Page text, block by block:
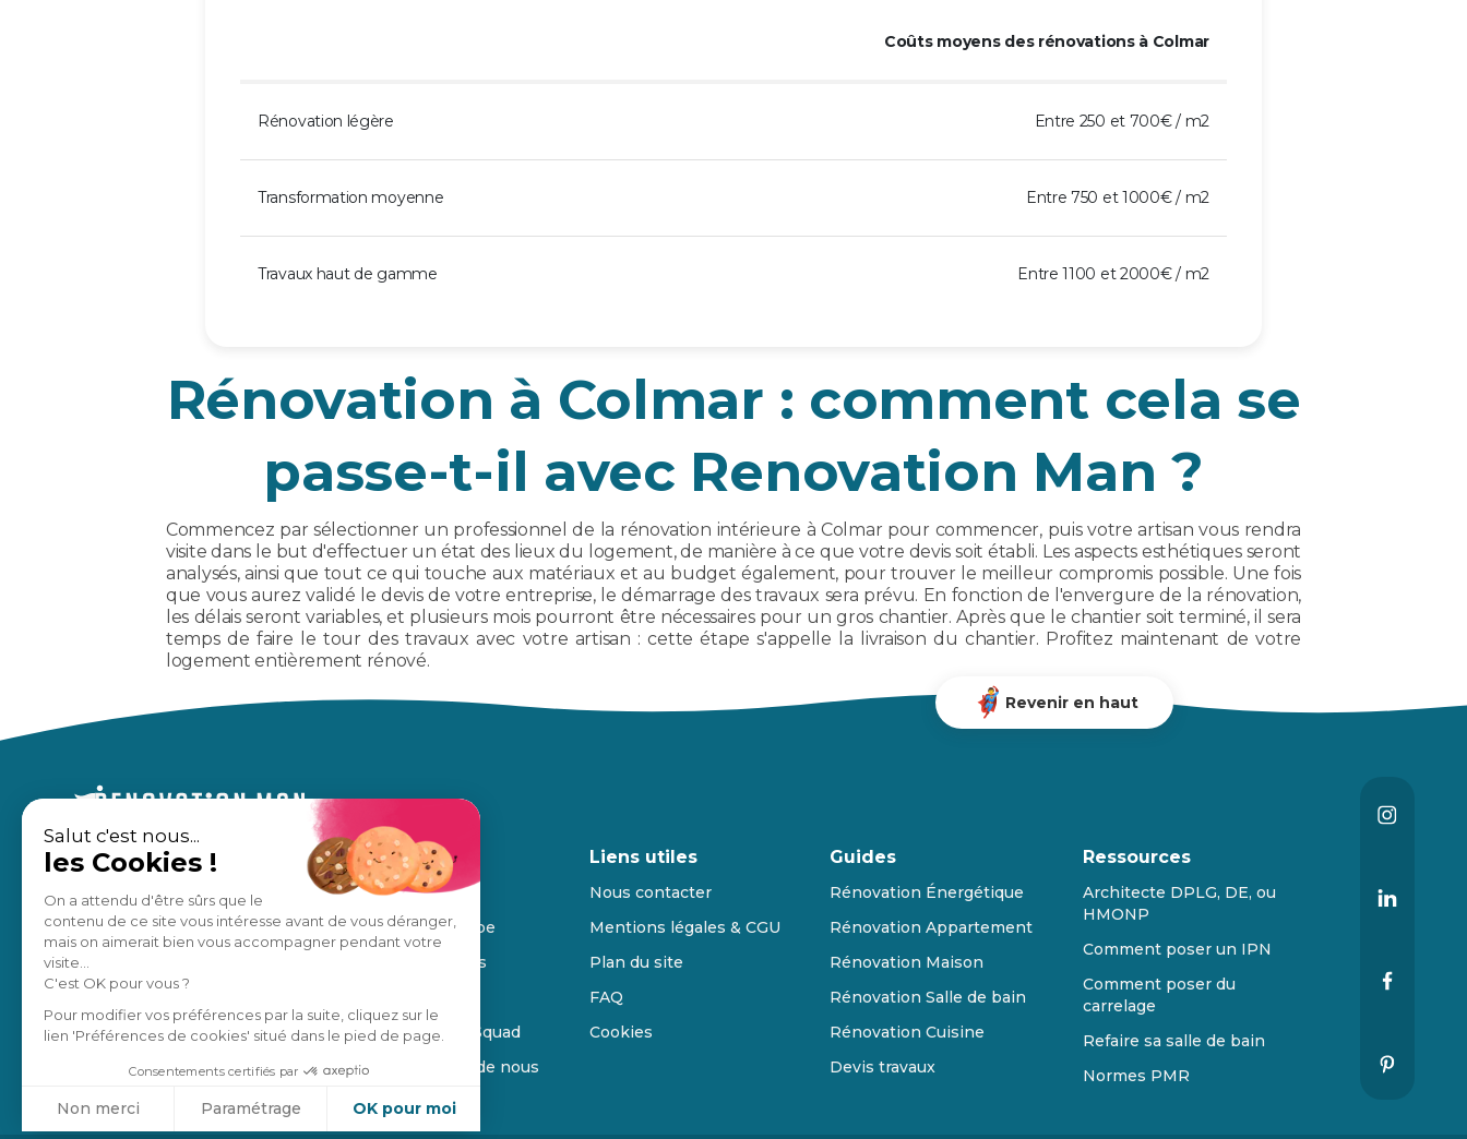
Salut c'est nous...
les Cookies !
On a attendu d'être sûrs que le
contenu de ce site vous intéresse avant de vous déranger,
mais on aimerait bien vous accompagner pendant votre
visite...
C'est OK pour vous ?
Pour modifier vos préférences par la suite, cliquez sur le
lien 'Préférences de cookies' situé dans le pied de page.
Consentements certifiés par
Non merci Paramétrage OK pour moi
Coûts moyens des rénovations à Colmar
Rénovation légère Entre 250 et 700€ / m2
Transformation moyenne Entre 750 et 1000€ / m2
Travaux haut de gamme Entre 1100 et 2000€ / m2
Rénovation à Colmar : comment cela se
passe-t-il avec Renovation Man ?
Commencez par sélectionner un professionnel de la rénovation intérieure à Colmar pour commencer, puis votre artisan vous rendra
visite dans le but d'effectuer un état des lieux du logement, de manière à ce que votre devis soit établi. Les aspects esthétiques seront
analysés, ainsi que tout ce qui touche aux matériaux et au budget également, pour trouver le meilleur compromis possible. Une fois
que vous aurez validé le devis de votre entreprise, le démarrage des travaux sera prévu. En fonction de l'envergure de la rénovation,
les délais seront variables, et plusieurs mois pourront être nécessaires pour un gros chantier. Après que le chantier soit terminé, il sera
temps de faire le tour des travaux avec votre artisan : cette étape s'appelle la livraison du chantier. Profitez maintenant de votre
logement entièrement rénové.
Revenir en haut
Un accompagnement sur mesure,
pour des travaux en toute sérénité.
Estimation gratuite
À propos
Nos avis
Notre équipe
Nos régions
Blog de la Squad
Ils parlent de nous
Liens utiles
Nous contacter
Mentions légales & CGU
Plan du site
FAQ
Cookies
Guides
Rénovation Énergétique
Rénovation Appartement
Rénovation Maison
Rénovation Salle de bain
Rénovation Cuisine
Devis travaux
Ressources
Architecte DPLG, DE, ou
HMONP
Comment poser un IPN
Comment poser du
carrelage
Refaire sa salle de bain
Normes PMR